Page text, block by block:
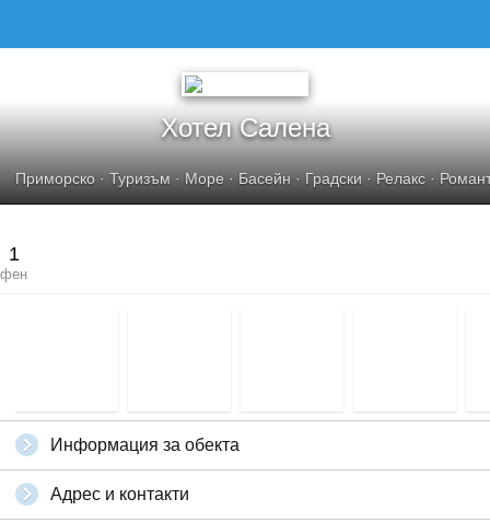
Хотел Салена
Приморско · Туризъм · Море · Басейн · Градски · Релакс ·
1
фен
Информация за обекта
Адрес и контакти